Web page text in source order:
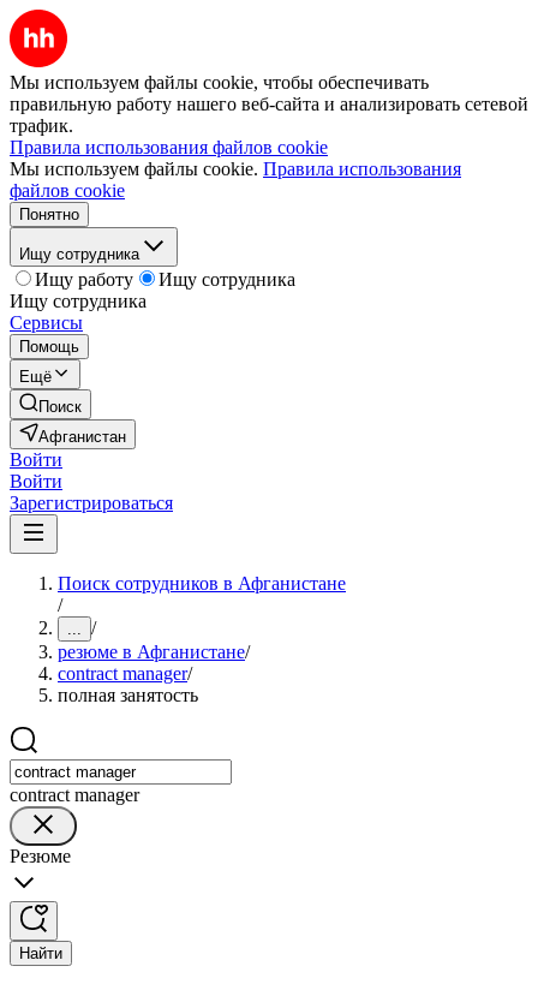
Мы используем файлы cookie, чтобы обеспечивать
правильную работу нашего веб-сайта и анализировать сетевой
трафик.
Правила использования файлов cookie
Мы используем файлы cookie. Правила использования
файлов cookie
Понятно
Ищу сотрудника
Ищу работу
Ищу сотрудника
Ищу сотрудника
Сервисы
Помощь
Ещё
Поиск
Афганистан
Войти
Войти
Зарегистрироваться
Поиск сотрудников в Афганистане
/
... /
резюме в Афганистане/
contract manager/
полная занятость
contract manager
Резюме
Найти